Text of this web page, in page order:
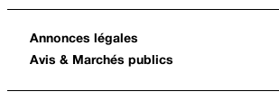
Annonces légales
Avis & Marchés publics